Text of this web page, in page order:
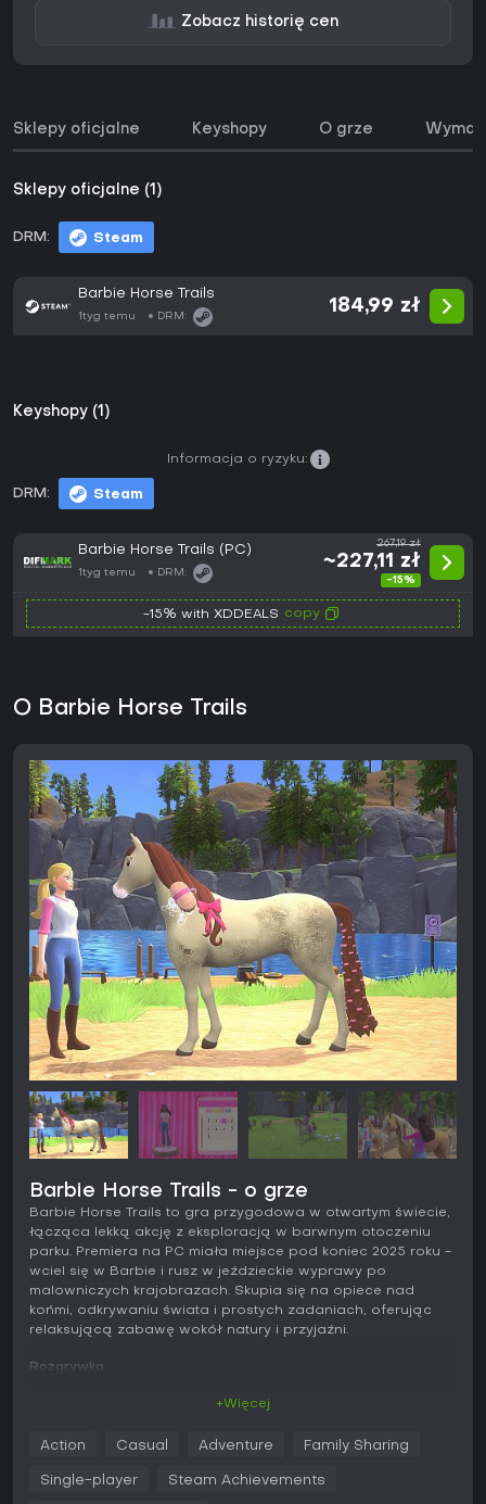
Zobacz historię cen
Sklepy oficjalne Keyshopy O grze
Sklepy oficjalne (1)
DRM: Steam
Barbie Horse Trails
1tyg temu DRM:
184,99 zł
Keyshopy (1)
DRM: Steam
Informacja o ryzyku:
Barbie Horse Trails (PC)
1tyg temu DRM:
267,19 zł
~227,11 zł
-15%
-15% with XDDEALS copy
O Barbie Horse Trails
Barbie Horse Trails - o grze
Barbie Horse Trails to gra przygodowa w otwartym świecie,
łącząca lekką akcję z eksploracją w barwnym otoczeniu
parku. Premiera na PC miała miejsce pod koniec 2025 roku -
wciel się w Barbie i rusz w jeździeckie wyprawy po
malowniczych krajobrazach. Skupia się na opiece nad
końmi, odkrywaniu świata i prostych zadaniach, oferując
relaksującą zabawę wokół natury i przyjaźni.
Rozgrywka
wrażenia z jazdy. Eksploracja odgrywa kluczową rolę -
spaceruj, truchtaj lub galopuj przez pola, lasy, góry i jeziora.
+Więcej
Action Casual Adventure Family Sharing
Single-player Steam Achievements